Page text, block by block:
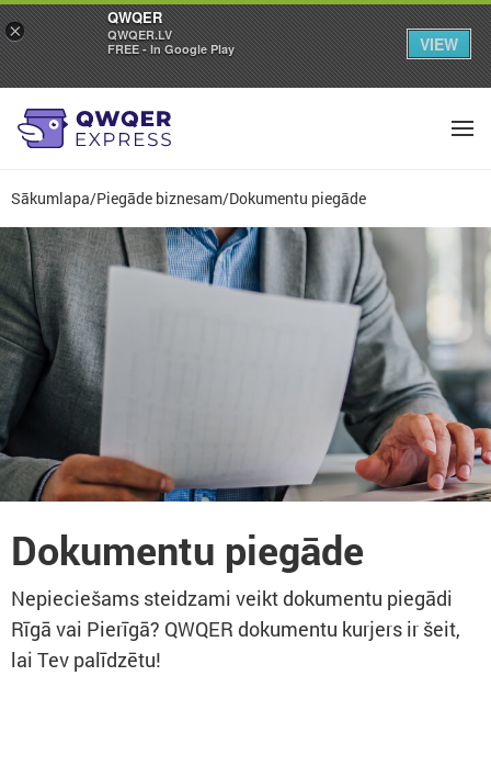
Sākumlapa/Piegāde biznesam/Dokumentu piegāde
Dokumentu piegāde
Nepieciešams steidzami veikt dokumentu piegādi
Rīgā vai Pierīgā? QWQER dokumentu kurjers ir šeit,
lai Tev palīdzētu!
×
QWQER
QWQER.LV
FREE - In Google Play
VIEW